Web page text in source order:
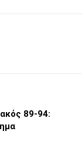
89-94: